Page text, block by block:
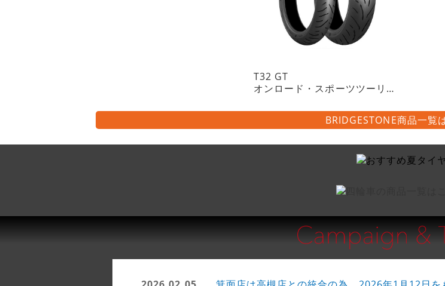
T32 GT
オンロード・スポーツツーリングラジアルタイヤ・チューブレスタイプ
BRIDGESTONE商品一覧